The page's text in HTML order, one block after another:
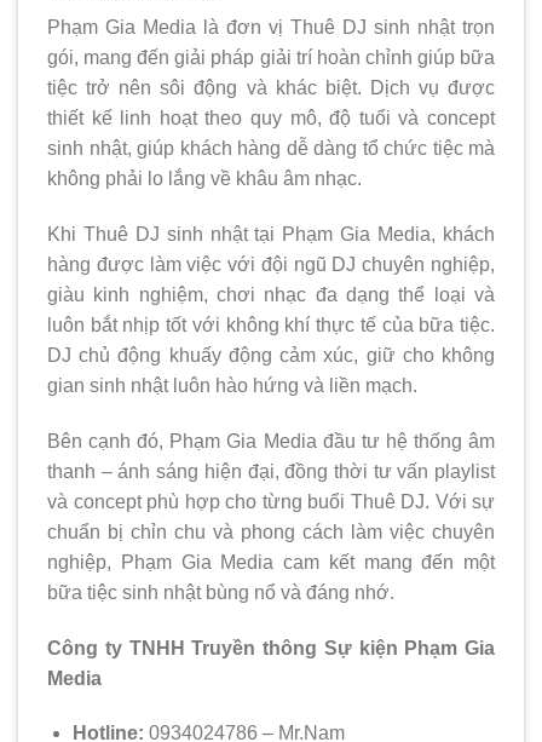
Phạm Gia Media là đơn vị Thuê DJ sinh nhật trọn
gói, mang đến giải pháp giải trí hoàn chỉnh giúp bữa
tiệc trở nên sôi động và khác biệt. Dịch vụ được
thiết kế linh hoạt theo quy mô, độ tuổi và concept
sinh nhật, giúp khách hàng dễ dàng tổ chức tiệc mà
không phải lo lắng về khâu âm nhạc.
Khi Thuê DJ sinh nhật tại Phạm Gia Media, khách
hàng được làm việc với đội ngũ DJ chuyên nghiệp,
giàu kinh nghiệm, chơi nhạc đa dạng thể loại và
luôn bắt nhịp tốt với không khí thực tế của bữa tiệc.
DJ chủ động khuấy động cảm xúc, giữ cho không
gian sinh nhật luôn hào hứng và liền mạch.
Bên cạnh đó, Phạm Gia Media đầu tư hệ thống âm
thanh – ánh sáng hiện đại, đồng thời tư vấn playlist
và concept phù hợp cho từng buổi Thuê DJ. Với sự
chuẩn bị chỉn chu và phong cách làm việc chuyên
nghiệp, Phạm Gia Media cam kết mang đến một
bữa tiệc sinh nhật bùng nổ và đáng nhớ.
Công ty TNHH Truyền thông Sự kiện Phạm Gia
Media
Hotline: 0934024786 – Mr.Nam